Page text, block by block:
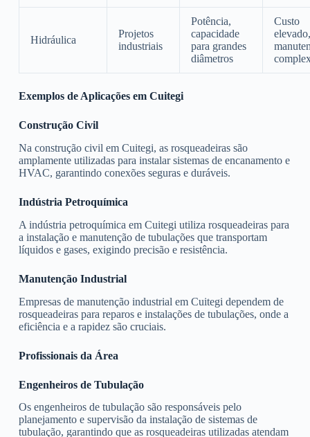
Hidráulica
Projetos
industriais
Potência,
capacidade
para grandes
diâmetros
Custo
elevado,
Exemplos de Aplicações em Cuitegi
Construção Civil
Na construção civil em Cuitegi, as rosqueadeiras são
amplamente utilizadas para instalar sistemas de encanamento e
HVAC, garantindo conexões seguras e duráveis.
Indústria Petroquímica
A indústria petroquímica em Cuitegi utiliza rosqueadeiras para
a instalação e manutenção de tubulações que transportam
líquidos e gases, exigindo precisão e resistência.
Manutenção Industrial
Empresas de manutenção industrial em Cuitegi dependem de
rosqueadeiras para reparos e instalações de tubulações, onde a
eficiência e a rapidez são cruciais.
Profissionais da Área
Engenheiros de Tubulação
Os engenheiros de tubulação são responsáveis pelo
planejamento e supervisão da instalação de sistemas de
tubulação, garantindo que as rosqueadeiras utilizadas atendam